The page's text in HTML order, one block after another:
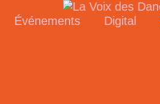
Événements Digital